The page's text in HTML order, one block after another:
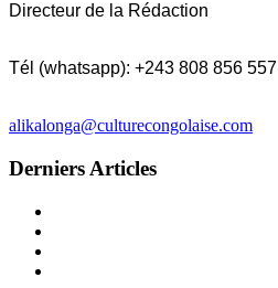
Directeur de la Rédaction
Tél (whatsapp): +243 808 856 557
alikalonga@culturecongolaise.com
Derniers Articles